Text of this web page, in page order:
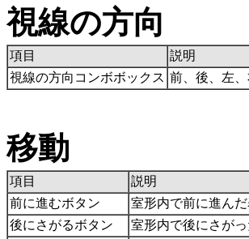
視線の方向
項目
説明
視線の方向コンボボックス 前、後、左
移動
項目
説明
前に進むボタン
室形内で前に進んだ
後にさがるボタン
室形内で後にさが